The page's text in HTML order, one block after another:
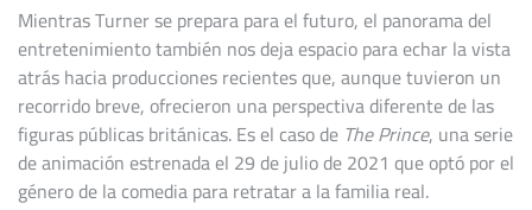
Mientras Turner se prepara para el futuro, el panorama del
entretenimiento también nos deja espacio para echar la vista
atrás hacia producciones recientes que, aunque tuvieron un
recorrido breve, ofrecieron una perspectiva diferente de las
figuras públicas británicas. Es el caso de The Prince, una serie
de animación estrenada el 29 de julio de 2021 que optó por el
género de la comedia para retratar a la familia real.